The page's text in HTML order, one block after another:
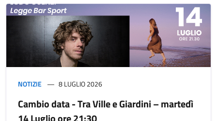
NOTIZIE 8 LUGLIO 2026
Cambio data - Tra Ville e Giardini – martedì